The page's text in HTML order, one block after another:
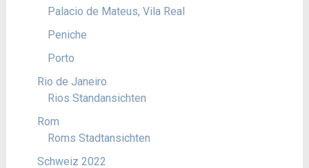
Palacio de Mateus, Vila Real
Peniche
Porto
Rio de Janeiro
Rios Standansichten
Rom
Roms Stadtansichten
Schweiz 2022